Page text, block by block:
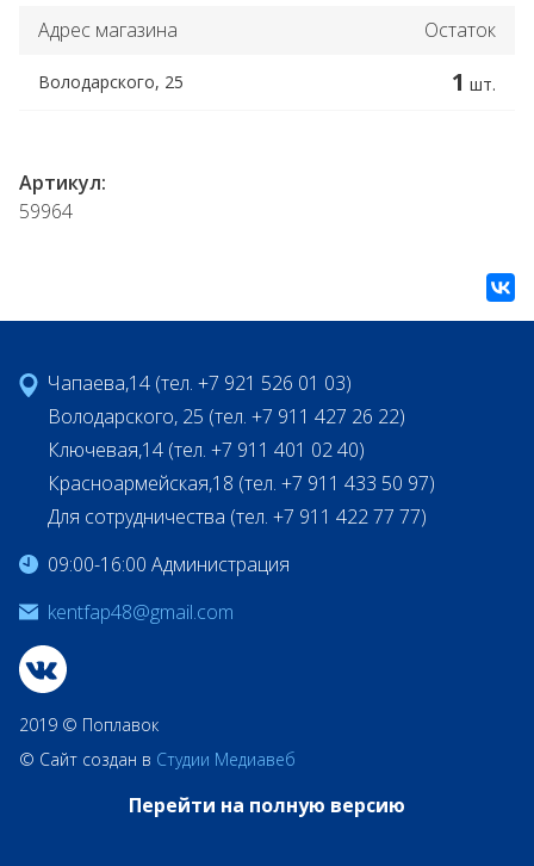
Адрес магазина Остаток
Володарского, 25 1 шт.
Артикул:
59964
Чапаева,14 (тел. +7 921 526 01 03)
Володарского, 25 (тел. +7 911 427 26 22)
Ключевая,14 (тел. +7 911 401 02 40)
Красноармейская,18 (тел. +7 911 433 50 97)
Для сотрудничества (тел. +7 911 422 77 77)
09:00-16:00 Администрация
kentfap48@gmail.com
2019 © Поплавок
© Сайт создан в Студии Медиавеб
Перейти на полную версию